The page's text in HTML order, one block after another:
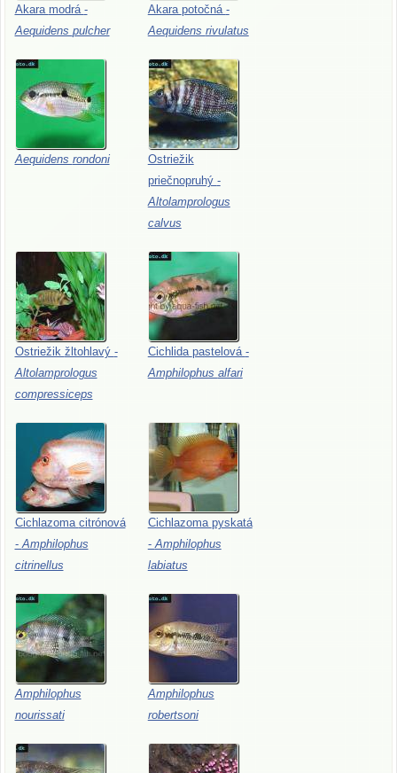
Akara modrá -
Aequidens pulcher
Akara potočná -
Aequidens rivulatus
Aequidens rondoni
Ostriežik
priečnopruhý -
Altolamprologus
calvus
Ostriežik žltohlavý -
Altolamprologus
compressiceps
Cichlida pastelová -
Amphilophus alfari
Cichlazoma citrónová
- Amphilophus
citrinellus
Cichlazoma pyskatá
- Amphilophus
labiatus
Amphilophus
nourissati
Amphilophus
robertsoni